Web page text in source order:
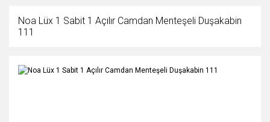
Noa Lüx 1 Sabit 1 Açılır Camdan Menteşeli Duşakabin
111